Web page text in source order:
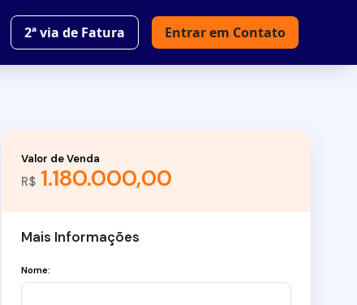
Entrar em Contato
2ª via de Fatura
R$1.180.000,00
Valor de Venda
Mais Informações
Nome: